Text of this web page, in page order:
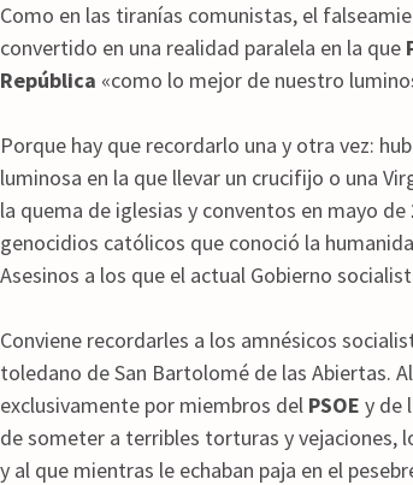
Como en las tiranías comunistas, el
convertido en una realidad paralela en la que
República «como lo mejor de nuestro
Porque hay que recordarlo una y otra vez:
luminosa en la que llevar un crucifijo o una
la quema de iglesias y conventos en mayo de
genocidios católicos que conoció la
Asesinos a los que el actual Gobierno
Conviene recordarles a los amnésicos
toledano de San Bartolomé de las Abiertas.
exclusivamente por miembros del PSOE y de
de someter a terribles torturas y vejaciones,
y al que mientras le echaban paja en el